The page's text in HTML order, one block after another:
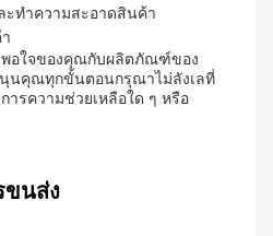
ะทําความสะอาดสินค้า
พอใจของคุณกับผลิตภัณฑ์ของ
นุนคุณทุกขั้นตอนกรุณาไม่ลังเลที่
ารความช่วยเหลือใด ๆ หรือ
ขนส่ง